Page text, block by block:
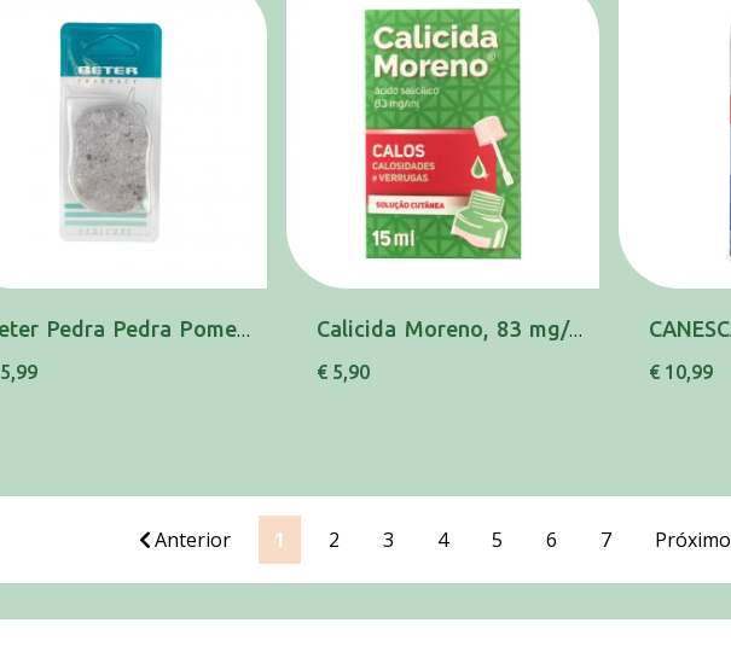
Beter Pedra Pedra Pomes 24950 Nat Calicida Moreno, 83 mg/mL-15 mL x 1 sol cut
€ 5,90 € 10,99
Anterior 1 2 3 4 5 6 7 Próximo